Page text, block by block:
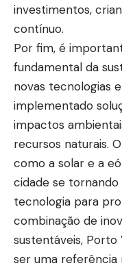
investimentos,
contínuo.
Por fim, é
fundamental da
novas tecnologias
implementado
impactos
recursos naturais.
como a solar e a
cidade se
tecnologia para
combinação de
sustentáveis,
ser uma referência